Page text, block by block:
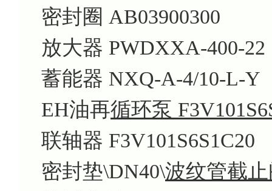
密封圈 AB03900300
放大器 PWDXXA-400-22
蓄能器 NXQ-A-4/10-L-Y
EH油再循环泵
联轴器 F3V101S6S1C20
密封垫\DN40\波纹管截止